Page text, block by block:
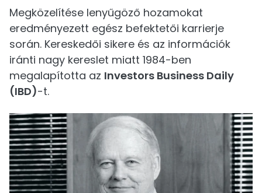
Megközelítése lenyűgöző hozamokat
eredményezett egész befektetői karrierje
során. Kereskedői sikere és az információk
iránti nagy kereslet miatt 1984-ben
megalapította az Investors Business Daily
(IBD)-t.